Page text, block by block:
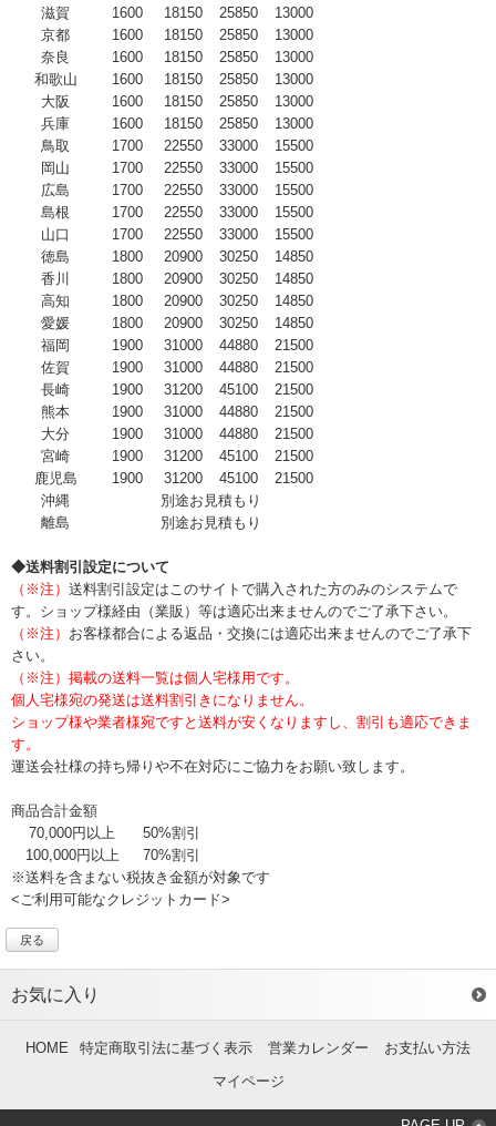
滋賀
1600 18150 25850
13000
京都
1600 18150 25850
13000
奈良
1600 18150 25850
13000
和歌山
1600 18150 25850
13000
大阪
1600 18150 25850
13000
兵庫
1600 18150 25850
13000
鳥取
1700 22550 33000
15500
岡山
1700 22550 33000
15500
広島
1700 22550 33000
15500
島根
1700 22550 33000
15500
山口
1700 22550 33000
15500
徳島
1800 20900 30250
14850
香川
1800 20900 30250
14850
高知
1800 20900 30250
14850
愛媛
1800 20900 30250
14850
福岡
1900 31000 44880
21500
佐賀
1900 31000 44880
21500
長崎
1900 31200 45100
21500
熊本
1900 31000 44880
21500
大分
1900 31000 44880
21500
宮崎
1900 31200 45100
21500
鹿児島
1900 31200 45100
21500
沖縄
別途お見積もり
離島
別途お見積もり
◆送料割引設定について
（※注） 送料割引設定はこのサイトで購入された方のみのシステムで
す。ショップ様経由（業販）等は適応出来ませんのでご了承下さい。
（※注） お客様都合による返品・交換には適応出来ませんのでご了承下
さい。
（※注）掲載の送料一覧は個人宅様用です。
個人宅様宛の発送は送料割引きになりません。
ショップ様や業者様宛ですと送料が安くなりますし、割引も適応できま
す。
運送会社様の持ち帰りや不在対応にご協力をお願い致します。
商品合計金額
70,000円以上
50%割引
100,000円以上
70%割引
※送料を含まない税抜き金額が対象です
<ご利用可能なクレジットカード>
戻る
お気に入り
HOME 特定商取引法に基づく表示 営業カレンダー
お支払い方法
マイページ